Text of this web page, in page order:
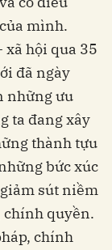
mình.
hội qua 35
đã ngày
những ưu
ta đang xây
thành tựu
bức xúc
sút niềm
chính quyền.
chính